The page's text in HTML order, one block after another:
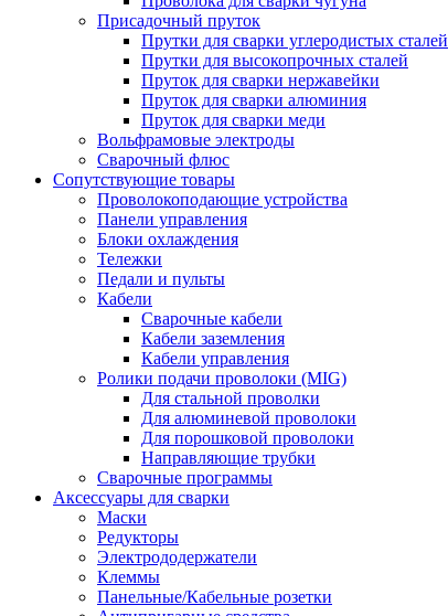
Присадочный пруток
Прутки для сварки углеродистых сталей
Прутки для высокопрочных сталей
Пруток для сварки нержавейки
Пруток для сварки алюминия
Пруток для сварки меди
Вольфрамовые электроды
Сварочный флюс
Сопутствующие товары
Проволокоподающие устройства
Панели управления
Блоки охлаждения
Тележки
Педали и пульты
Кабели
Сварочные кабели
Кабели заземления
Кабели управления
Ролики подачи проволоки (MIG)
Для стальной проволки
Для алюминевой проволоки
Для порошковой проволоки
Направляющие трубки
Сварочные программы
Аксессуары для сварки
Маски
Редукторы
Электрододержатели
Клеммы
Панельные/Кабельные розетки